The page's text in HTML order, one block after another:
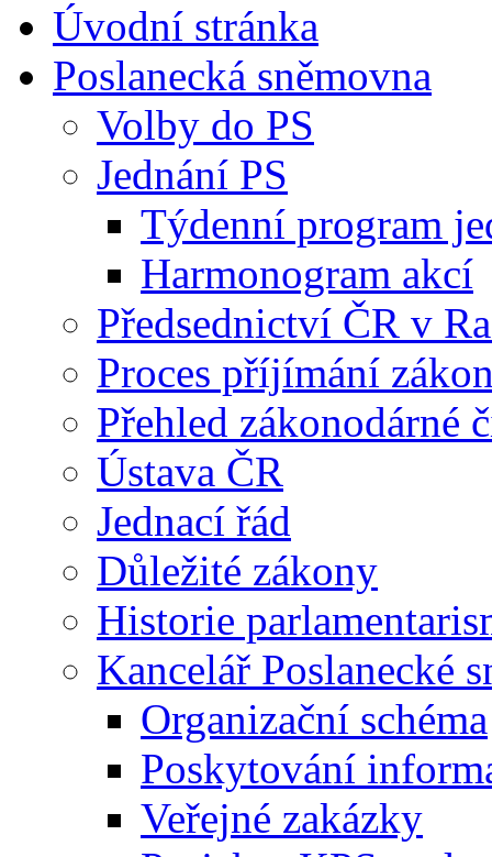
Úvodní stránka
Poslanecká sněmovna
Volby do PS
Jednání PS
Týdenní program
Harmonogram akcí
Předsednictví ČR v
Proces příjímání
Přehled zákonodárné
Ústava ČR
Jednací řád
Důležité zákony
Historie
Kancelář Poslanecké
Organizační schéma
Poskytování
Veřejné zakázky